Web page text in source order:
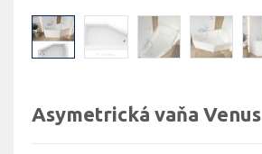
Asymetrická vaňa Venus